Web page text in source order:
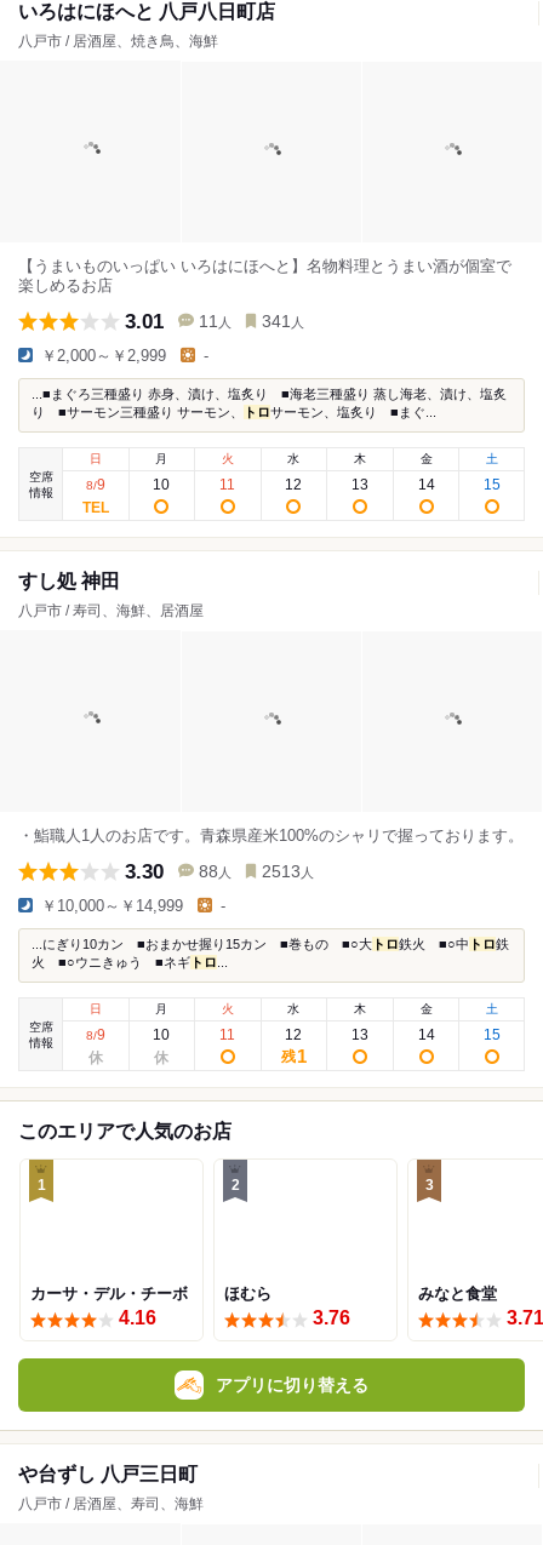
いろはにほへと 八戸八日町店
八戸市 / 居酒屋、焼き鳥、海鮮
【うまいものいっぱい いろはにほへと】名物料理とうまい酒が個室で
楽しめるお店
3.01 11 人 341 人
￥2,000～￥2,999 -
...■まぐろ三種盛り 赤身、漬け、塩炙り ■海老三種盛り 蒸し海老、漬け、塩炙
り ■サーモン三種盛り サーモン、
トロサーモン、塩炙り ■まぐ...
空席
情報
日
8/9
月
10
火
11
水
12
木
13
金
14
土
15
すし処 神田
八戸市 / 寿司、海鮮、居酒屋
・鮨職人1人のお店です。青森県産米100%のシャリで握っております。
3.30 88 人 2513 人
￥10,000～￥14,999 -
...にぎり10カン ■おまかせ握り15カン ■巻もの ■○大 トロ鉄火 ■○中 トロ鉄
火 ■○ウニきゅう ■ネギ トロ
空席
情報
日
8/9
月
10
火
11
水
12
残1
木
13
金
14
土
15
このエリアで人気のお店
1
カーサ・デル・チーボ
4.16
2
ほむら
3.76
3
みなと食堂
3.71
アプリに切り替える
や台ずし 八戸三日町
八戸市 / 居酒屋、寿司、海鮮